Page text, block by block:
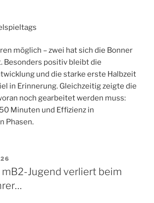
möglich – zwei hat sich die Bonner
Besonders positiv bleibt die
und die starke erste Halbzeit
in Erinnerung. Gleichzeitig zeigte die
noch gearbeitet werden muss:
Minuten und Effizienz in
Phasen.
mB2-Jugend verliert beim